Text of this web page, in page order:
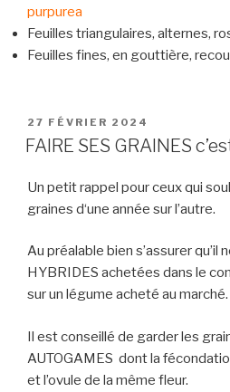
purpurea
Feuilles triangulaires, alternes,
Feuilles fines, en gouttière,
PUBLIÉ
LE
27 FÉVRIER 2024
FAIRE SES GRAINES
Un petit rappel pour ceux qui
graines d‘une année sur l’autre.
Au préalable bien s’assurer qu’il
HYBRIDES achetées dans le
sur un légume acheté au marché.
Il est conseillé de garder les
AUTOGAMES dont la
et l’ovule de la même fleur.